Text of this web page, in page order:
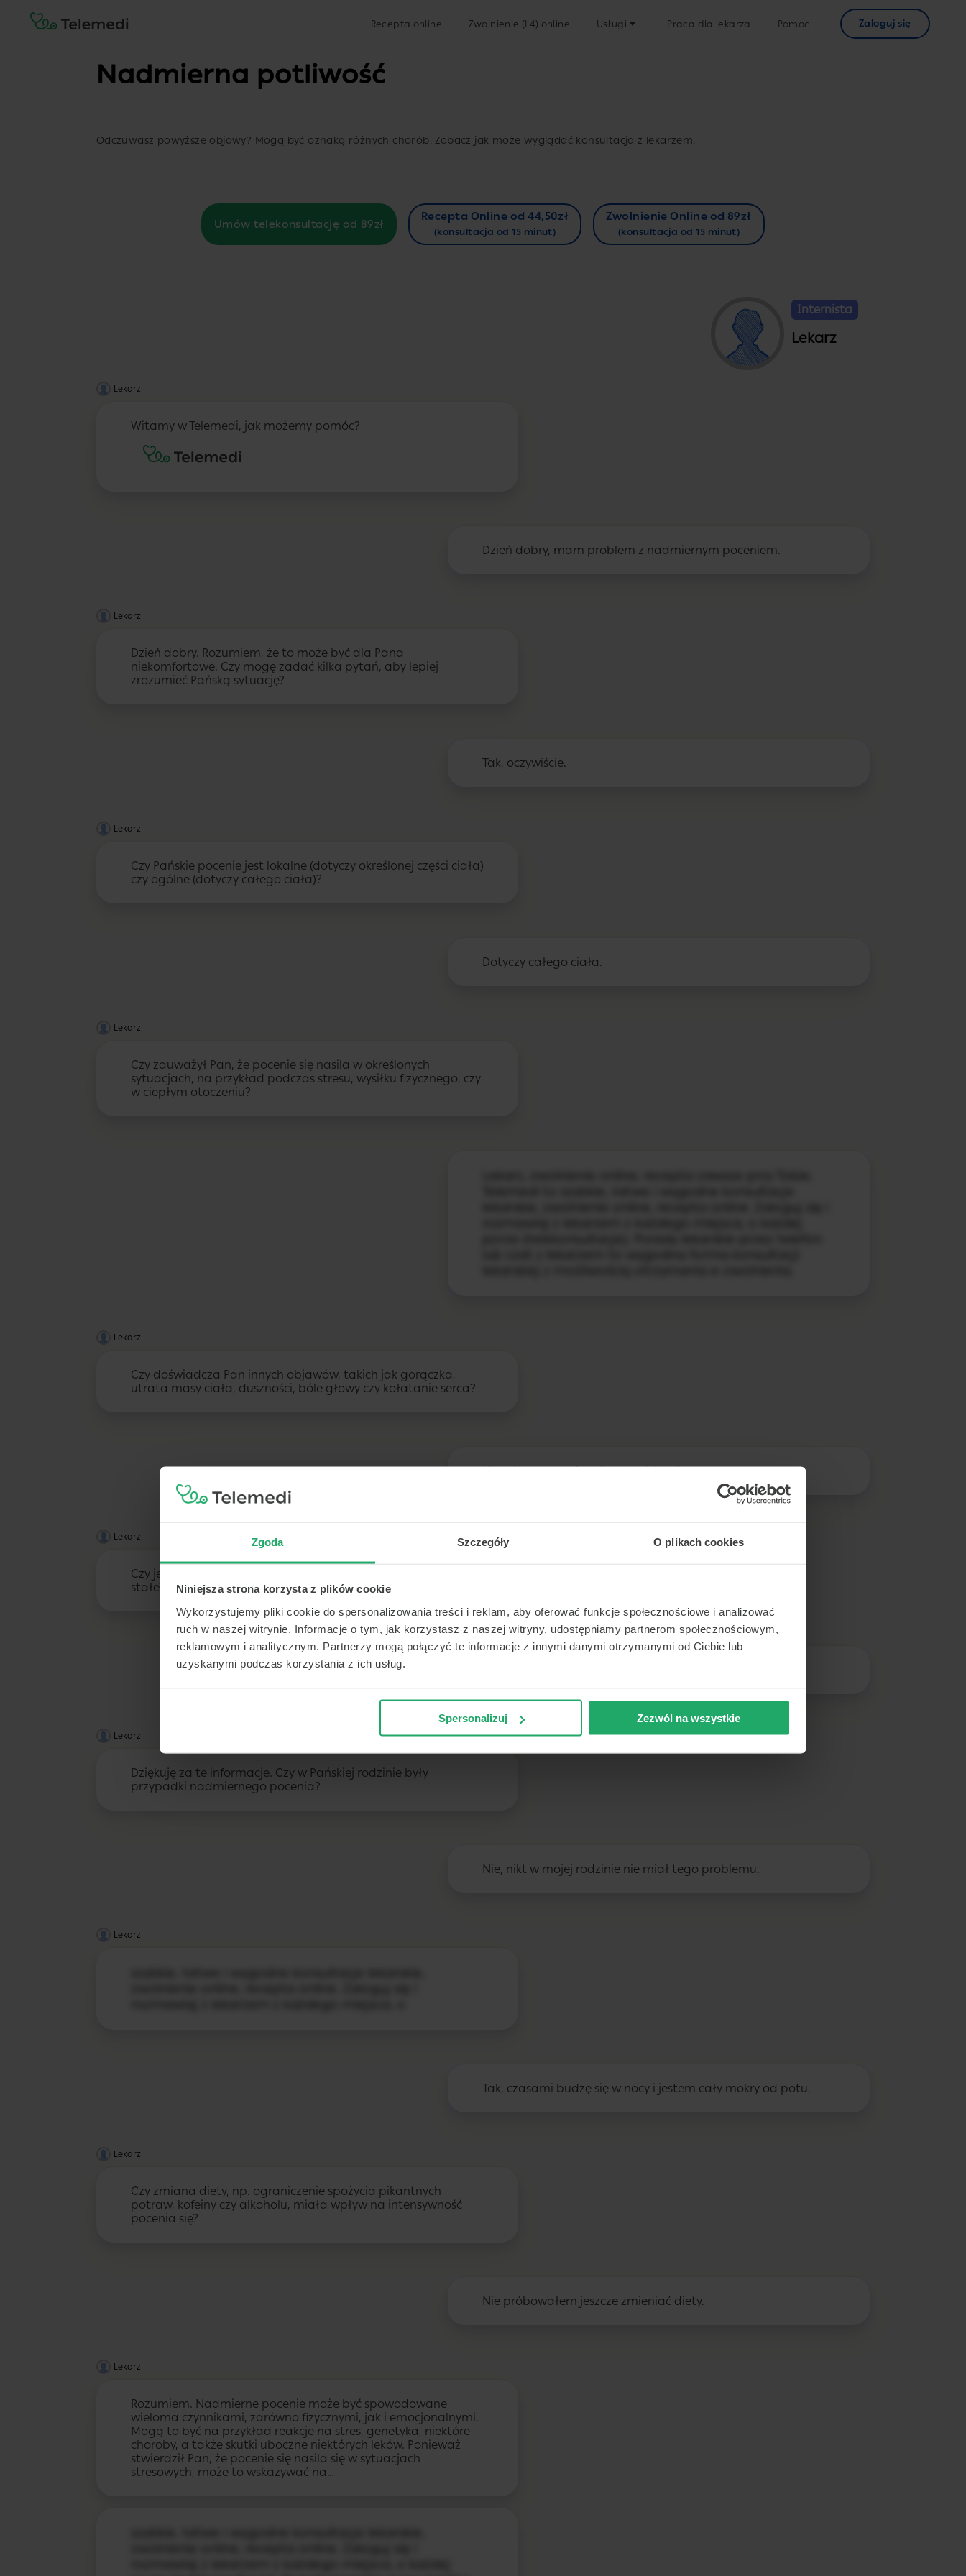
Zgoda Szczegóły O plikach cookies
Niniejsza strona korzysta z plików cookie
Wykorzystujemy pliki cookie do spersonalizowania treści i reklam, aby oferować funkcje społecznościowe i analizować
ruch w naszej witrynie. Informacje o tym, jak korzystasz z naszej witryny, udostępniamy partnerom społecznościowym,
reklamowym i analitycznym. Partnerzy mogą połączyć te informacje z innymi danymi otrzymanymi od Ciebie lub
uzyskanymi podczas korzystania z ich usług.
Spersonalizuj Zezwól na wszystkie
Recepta online Zwolnienie (L4) online Usługi Praca dla lekarza Pomoc Zaloguj się
Nadmierna potliwość
Odczuwasz powyższe objawy? Mogą być oznaką różnych chorób. Zobacz jak może wyglądać konsultacja z lekarzem.
Umów telekonsultację od 89zł
Recepta Online od 44,50zł
(konsultacja od 15 minut)
Zwolnienie Online od 89zł
(konsultacja od 15 minut)
Internista
Lekarz
Lekarz
Witamy w Telemedi, jak możemy pomóc?
Dzień dobry, mam problem z nadmiernym poceniem.
Lekarz
Dzień dobry. Rozumiem, że to może być dla Pana
niekomfortowe. Czy mogę zadać kilka pytań, aby lepiej
zrozumieć Pańską sytuację?
Tak, oczywiście.
Lekarz
Czy Pańskie pocenie jest lokalne (dotyczy określonej części ciała)
czy ogólne (dotyczy całego ciała)?
Dotyczy całego ciała.
Lekarz
Czy zauważył Pan, że pocenie się nasila w określonych
sytuacjach, na przykład podczas stresu, wysiłku fizycznego, czy
w ciepłym otoczeniu?
Lekarz
Czy doświadcza Pan innych objawów, takich jak gorączka,
utrata masy ciała, duszności, bóle głowy czy kołatanie serca?
Nie, nie zauważyłem innych objawów.
Lekarz
Czy jest Pan na jakimś leczeniu? Czy przyjmuje Pan jakieś leki na
stałe?
Lekarz
Dziękuję za te informacje. Czy w Pańskiej rodzinie były
przypadki nadmiernego pocenia?
Nie, nikt w mojej rodzinie nie miał tego problemu.
Lekarz
Tak, czasami budzę się w nocy i jestem cały mokry od potu.
Lekarz
Czy zmiana diety, np. ograniczenie spożycia pikantnych
potraw, kofeiny czy alkoholu, miała wpływ na intensywność
pocenia się?
Nie próbowałem jeszcze zmieniać diety.
Lekarz
Rozumiem. Nadmierne pocenie może być spowodowane
wieloma czynnikami, zarówno fizycznymi, jak i emocjonalnymi.
Mogą to być na przykład reakcje na stres, genetyka, niektóre
choroby, a także skutki uboczne niektórych leków. Ponieważ
stwierdził Pan, że pocenie się nasila się w sytuacjach
stresowych, może to wskazywać na…